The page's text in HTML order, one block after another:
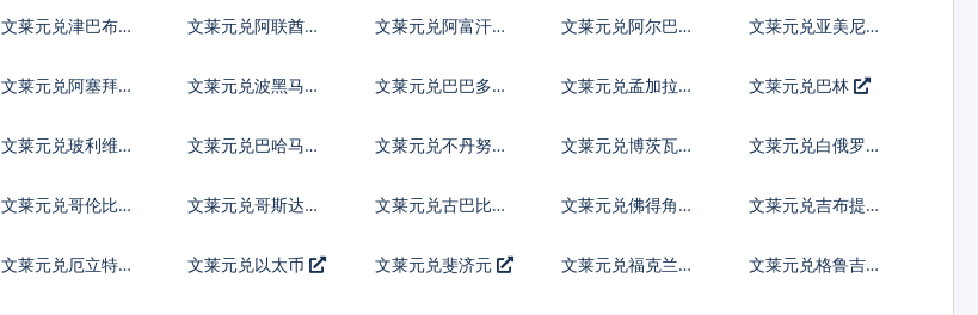
文莱元兑津巴布韦
文莱元兑阿联酋迪
文莱元兑阿富汗尼
文莱元兑阿尔巴尼
文莱元兑亚美尼亚
文莱元兑阿塞拜疆
文莱元兑波黑马克
文莱元兑巴巴多斯
文莱元兑孟加拉塔
文莱元兑巴林
文莱元兑玻利维亚
文莱元兑巴哈马元
文莱元兑不丹努尔
文莱元兑博茨瓦纳
文莱元兑白俄罗斯
文莱元兑哥伦比亚
文莱元兑哥斯达黎
文莱元兑古巴比索
文莱元兑佛得角埃
文莱元兑吉布提法
文莱元兑厄立特里
文莱元兑以太币 文莱元兑斐济元 文莱元兑福克兰镑
文莱元兑格鲁吉亚